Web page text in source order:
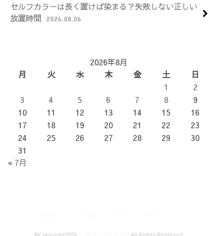
セルフカラーは長く置けば染まる？失敗しない正しい
放置時間
2026.08.06
2026年8月
月
火 水 木 金 土
日
1
2
3
4 5 6 7 8
9
10
11 12 13 14 15
16
17
18 19 20 21 22
23
24
25 26 27 28 29
30
31
« 7月
©Copyright2026 .All Rights Reserved.